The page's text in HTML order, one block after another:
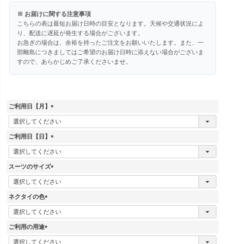
※ お届けに関する注意事項
こちらの表は最短お届け日時の目安となります。天候や交通状況によ
り、配送に遅延が発生する場合がございます。
お急ぎの場合は、余裕を持ったご注文をお願いいたします。また、一
部離島につきましてはご希望のお届け日時に添えない場合がございま
すので、あらかじめご了承くださいませ。
ご利用日【月】
(
必
須
)
ご利用日【日】
(
必
須
)
スーツのサイズ
(
必
)
ネクタイの色
(
必
須
)
ご利用の用途
(